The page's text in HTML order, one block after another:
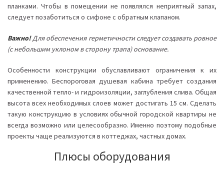
планками. Чтобы в помещении не появлялся неприятный запах,
следует позаботиться о сифоне с обратным клапаном.
Важно!Для обеспечения герметичности следует создавать ровное
(с небольшим уклоном в сторону трапа) основание.
Особенности конструкции обуславливают ограничения к их
применению. Беспороговая душевая кабина требует создания
качественной тепло- и гидроизоляции, заглубления слива. Общая
высота всех необходимых слоев может достигать 15 см. Сделать
такую конструкцию в условиях обычной городской квартиры не
всегда возможно или целесообразно. Именно поэтому подобные
проекты чаще реализуются в коттеджах, частных домах.
Плюсы оборудования